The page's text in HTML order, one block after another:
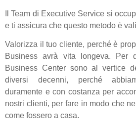
Il Team di Executive Service si
e ti assicura che questo metodo è
Valorizza il tuo cliente, perché è
Business avrà vita longeva. Per
Business Center sono al vertice
diversi decenni, perché
duramente e con costanza per
nostri clienti, per fare in modo che
come fossero a casa.